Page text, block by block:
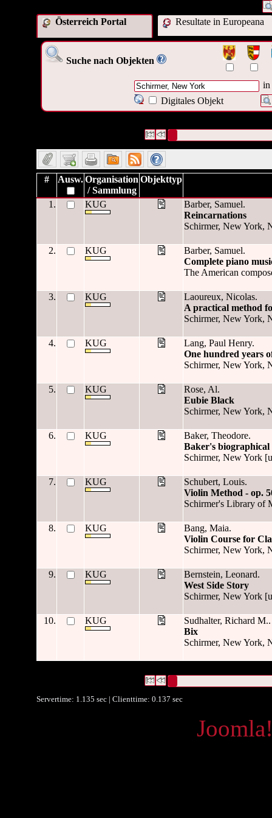
Österreich Portal Resultate in Europeana
Suche nach Objekten
in
Digitales Objekt
# Ausw.Organisation
/ Sammlung
Objekttyp
1. KUG
Barber, Samuel.
Reincarnations
Schirmer, New York,
2. KUG
Barber, Samuel.
Complete piano
The American
3. KUG
Laoureux, Nicolas.
A practical method
Schirmer, New York,
4. KUG
Lang, Paul Henry.
One hundred years
Schirmer, New York,
5. KUG
Rose, Al.
Eubie Black
Schirmer, New York,
6. KUG
Baker, Theodore.
Baker's
Schirmer, New York
7. KUG
Schubert, Louis.
Violin Method - op.
Schirmer's Library of
8. KUG
Bang, Maia.
Violin Course for
Schirmer, New York,
9. KUG
Bernstein, Leonard.
West Side Story
Schirmer, New York
10. KUG
Sudhalter, Richard M..
Bix
Schirmer, New York,
Servertime: 1.135 sec | Clienttime: 0.137 sec